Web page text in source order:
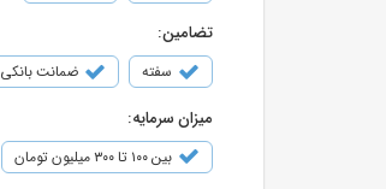
تضامین:
سفته ضمانت بانکی
میزان سرمایه:
بین ۱۰۰ تا ۳۰۰ میلیون تومان